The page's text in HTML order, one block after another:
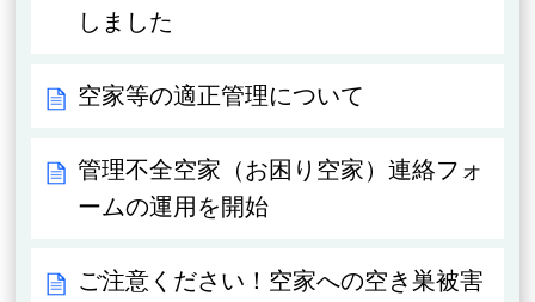
しました
空家等の適正管理について
管理不全空家（お困り空家）連絡フォ
ームの運用を開始
ご注意ください！空家への空き巣被害